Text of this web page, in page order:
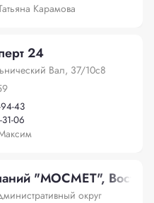
Карамова
24
Вал, 37/10с8
43
06
"МОСМЕТ",
округ